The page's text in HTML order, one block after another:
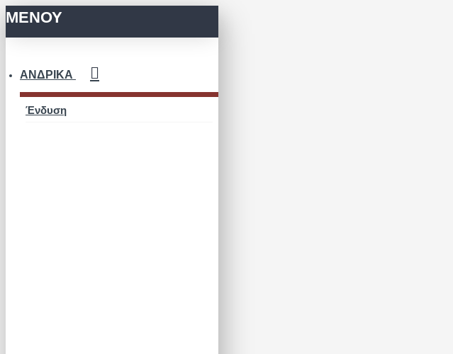
ΜΕΝΟΥ
ΑΝΔΡΙΚΆ
Ένδυση